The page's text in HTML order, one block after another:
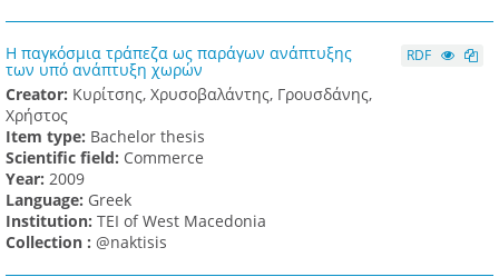
Η παγκόσμια τράπεζα ως παράγων ανάπτυξης
των υπό ανάπτυξη χωρών
Creator: Κυρίτσης, Χρυσοβαλάντης, Γρουσδάνης,
Χρήστος
Item type: Bachelor thesis
Scientific field: Commerce
Υear: 2009
Language: Greek
Institution: TEI of West Macedonia
Collection : @naktisis
RDF